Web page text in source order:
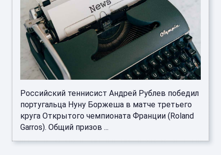
Российский теннисист Андрей Рублев победил
португальца Нуну Боржеша в матче третьего
круга Открытого чемпионата Франции (Roland
Garros). Общий призов ...